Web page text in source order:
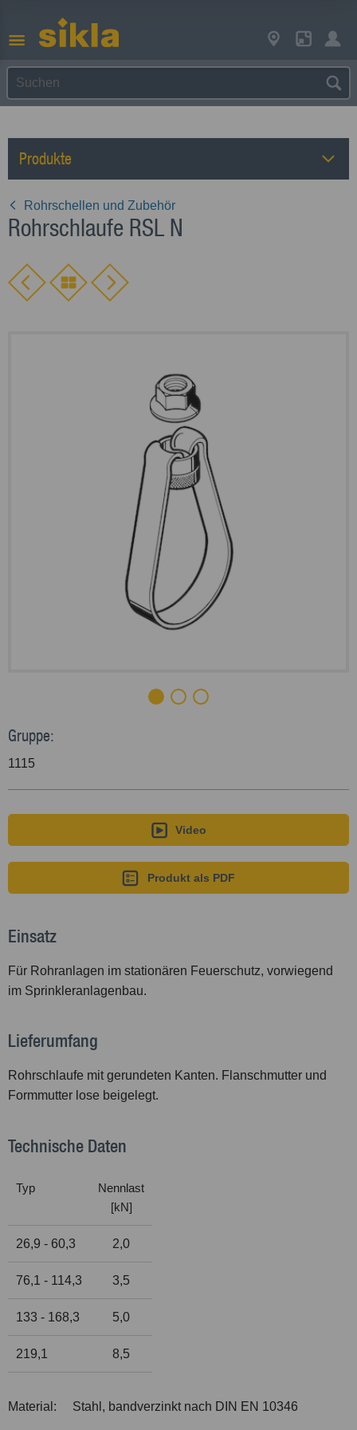
Produkte
Rohrschellen und Zubehör
Rohrschlaufe RSL N
Wir benötigen Ihre Zustimmung, um
den Vimeo-Service zu laden!
Wir verwenden einen Service eines
Drittanbieters, um Videoinhalte
einzubetten. Dieser Service kann Daten
zu Ihren Aktivitäten sammeln. Bitte
lesen Sie die Details durch und stimmen
Sie der Nutzung des Service zu, um
dieses Video anzusehen.
Mehr Informationen
powered byUsercentrics Consent
Gruppe:
1115
Video
Produkt als PDF
Einsatz
Für Rohranlagen im stationären Feuerschutz, vorwiegend
im Sprinkleranlagenbau.
Lieferumfang
Rohrschlaufe mit gerundeten Kanten. Flanschmutter und
Formmutter lose beigelegt.
Technische Daten
Typ
Nennlast
[kN]
26,9 - 60,3 2,0
76,1 - 114,3 3,5
133 - 168,3 5,0
219,1 8,5
Material: Stahl, bandverzinkt nach DIN EN 10346